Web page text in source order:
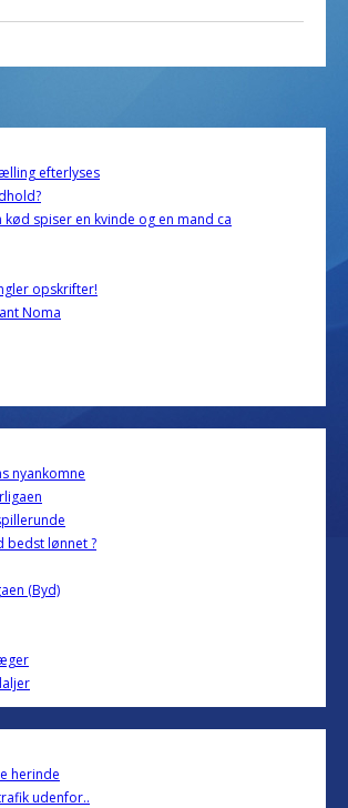
efterlyses
spiser en kvinde og en mand ca
opskrifter!
Noma
nyankomne
bedst lønnet ?
(Byd)
herinde
udenfor..